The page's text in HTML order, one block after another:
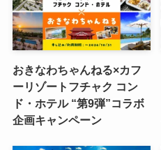
おきなわちゃんねる×カフ
ーリゾートフチャク コン
ド・ホテル “第9弾”コラボ
企画キャンペーン